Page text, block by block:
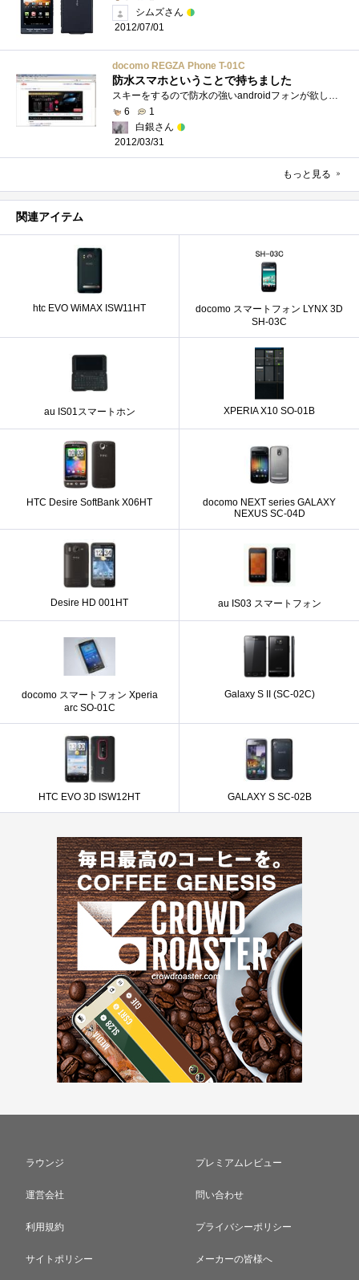
シムズさん
2012/07/01
docomo REGZA Phone T-01C
防水スマホということで持ちました
スキーをするので防水の強いandroidフォンが欲しいと思いT-01C（Regzaフォン）を入手しました。機能的には大変満足。雪山2シーズン過ごしましたが�...
6
1
白銀さん
2012/03/31
もっと見る
関連アイテム
htc EVO WiMAX ISW11HT
docomo スマートフォン LYNX 3D
SH-03C
au IS01スマートホン XPERIA X10 SO-01B
HTC Desire SoftBank X06HT
docomo NEXT series GALAXY
NEXUS SC-04D
Desire HD 001HT au IS03 スマートフォン
docomo スマートフォン Xperia
arc SO-01C
Galaxy S II (SC-02C)
HTC EVO 3D ISW12HT GALAXY S SC-02B
ラウンジ プレミアムレビュー
運営会社 問い合わせ
利用規約 プライバシーポリシー
サイトポリシー メーカーの皆様へ